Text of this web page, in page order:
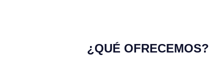
¿QUÉ OFRECEMOS?